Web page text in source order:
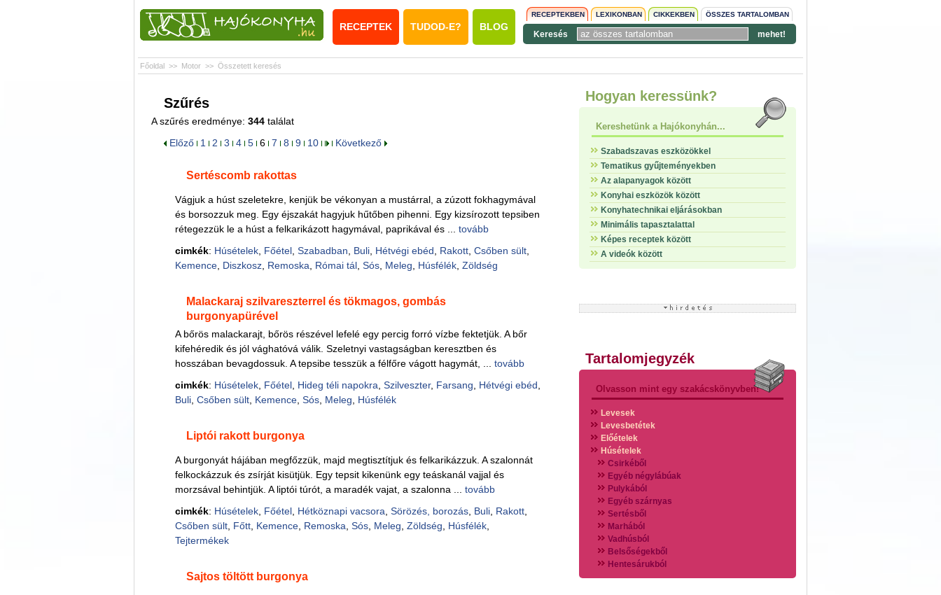
RECEPTEK TUDOD-E? BLOG
RECEPTEKBEN LEXIKONBAN CIKKEKBEN ÖSSZES TARTALOMBAN
Keresés mehet!
Főoldal >> Motor >> Összetett keresés
Szűrés
A szűrés eredménye: 344találat
Előző
1 2 3 4 5 6 7 8 9 10 Következő
Sertéscomb rakottas
Vágjuk a húst szeletekre, kenjük be vékonyan a mustárral, a zúzott fokhagymával
és borsozzuk meg. Egy éjszakát hagyjuk hűtőben pihenni. Egy kizsírozott tepsiben
rétegezzük le a húst a felkarikázott hagymával, paprikával és ...tovább
cimkék: Húsételek Főétel ,Szabadban Buli Hétvégi ebéd Rakott ,Csőben sült
Kemence Diszkosz Remoska Római tál ,Sós Meleg Húsfélék ,Zöldség
Malackaraj szilvareszterrel és tökmagos, gombás
burgonyapürével
A bőrös malackarajt, bőrös részével lefelé egy percig forró vízbe fektetjük. A bőr
kifehéredik és jól vághatóvá válik. Szeletnyi vastagságban keresztben és
hosszában bevagdossuk. A tepsibe tesszük a félfőre vágott hagymát, ...tovább
cimkék: Húsételek Főétel Hideg téli napokra ,Szilveszter, Farsang Hétvégi ebéd
Buli ,Csőben sült Kemence ,Sós Meleg Húsfélék
Liptói rakott burgonya
A burgonyát hájában megfőzzük, majd megtisztítjuk és felkarikázzuk. A szalonnát
felkockázzuk és zsírját kisütjük. Egy tepsit kikenünk egy teáskanál vajjal és
morzsával behintjük. A liptói túrót, a maradék vajat, a szalonna ...tovább
cimkék: Húsételek Főétel Hétköznapi vacsora ,Sörözés, borozás Buli Rakott
Csőben sült Főtt Kemence Remoska ,Sós Meleg ,Zöldség Húsfélék
Tejtermékek
Sajtos töltött burgonya
Hogyan keressünk?
Kereshetünk a Hajókonyhán...
Szabadszavas eszközökkel
Tematikus gyűjteményekben
Az alapanyagok között
Konyhai eszközök között
Konyhatechnikai eljárásokban
Minimális tapasztalattal
Képes receptek között
A videók között
Tartalomjegyzék
Olvasson mint egy szakácskönyvben!
Levesek
Levesbetétek
Előételek
Húsételek
Csirkéből
Egyéb négylábúak
Pulykából
Egyéb szárnyas
Sertésből
Marhából
Vadhúsból
Belsőségekből
Hentesárukból
Vadszárnyasokból